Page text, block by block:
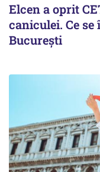
Elcen a oprit
caniculei. Ce
București